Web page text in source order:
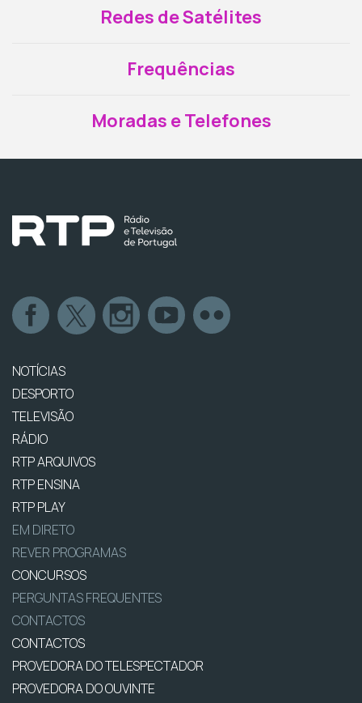
Redes de Satélites
Frequências
Moradas e Telefones
NOTÍCIAS
DESPORTO
TELEVISÃO
RÁDIO
RTP ARQUIVOS
RTP ENSINA
RTP PLAY
EM DIRETO
REVER PROGRAMAS
CONCURSOS
PERGUNTAS FREQUENTES
CONTACTOS
CONTACTOS
PROVEDORA DO TELESPECTADOR
PROVEDORA DO OUVINTE